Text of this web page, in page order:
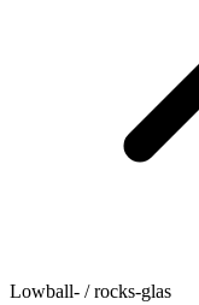
Lowball- / rocks-glas